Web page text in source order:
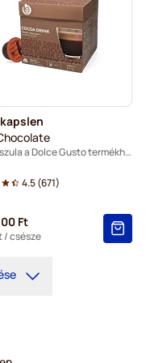
16 kapszula a Dolce Gusto termékhez
4.5(671)
Ft
/ csésze